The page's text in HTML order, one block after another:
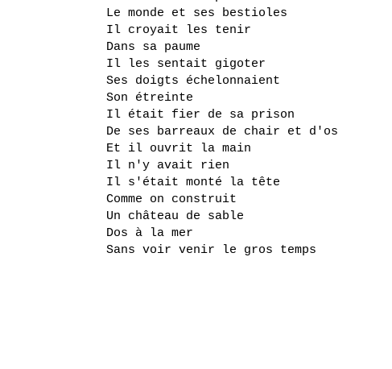
Le monde et ses bestioles
Il croyait les tenir
Dans sa paume
Il les sentait gigoter
Ses doigts échelonnaient
Son étreinte
Il était fier de sa prison
De ses barreaux de chair et d'os
Et il ouvrit la main
Il n'y avait rien
Il s'était monté la tête
Comme on construit
Un château de sable
Dos à la mer
Sans voir venir le gros temps